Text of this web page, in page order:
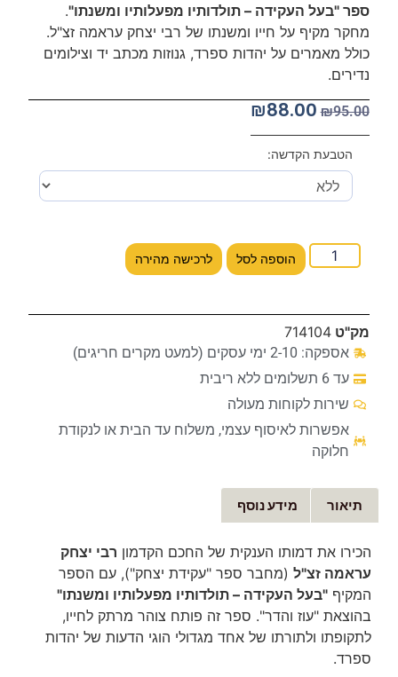
ספר "בעל העקידה – תולדותיו מפעלותיו ומשנתו".
מחקר מקיף על חייו ומשנתו של רבי יצחק עראמה זצ"ל.
כולל מאמרים על יהדות ספרד, גנוזות מכתב יד וצילומים
נדירים.
₪95.00
₪88.00
הטבעת הקדשה:
הוספה לסל לרכישה מהירה
מק"ט 714104
אספקה: 2-10 ימי עסקים (למעט מקרים חריגים)
עד 6 תשלומים ללא ריבית
שירות לקוחות מעולה
אפשרות לאיסוף עצמי, משלוח עד הבית או לנקודת
חלוקה
תיאור מידע נוסף
הכירו את דמותו הענקית של החכם הקדמון רבי יצחק
עראמה זצ"ל(מחבר ספר "עקידת יצחק"), עם הספר
המקיף "בעל העקידה – תולדותיו מפעלותיו ומשנתו"
בהוצאת "עוז והדר". ספר זה פותח צוהר מרתק לחייו,
לתקופתו ולתורתו של אחד מגדולי הוגי הדעות של יהדות
ספרד.